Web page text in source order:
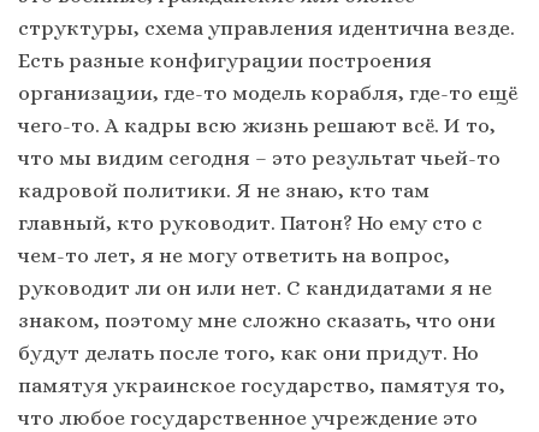
структуры, схема управления идентична везде.
Есть разные конфигурации построения
организации, где-то модель корабля, где-то ещё
чего-то. А кадры всю жизнь решают всё. И то,
что мы видим сегодня – это результат чьей-то
кадровой политики. Я не знаю, кто там
главный, кто руководит. Патон? Но ему сто с
чем-то лет, я не могу ответить на вопрос,
руководит ли он или нет. С кандидатами я не
знаком, поэтому мне сложно сказать, что они
будут делать после того, как они придут. Но
памятуя украинское государство, памятуя то,
что любое государственное учреждение это